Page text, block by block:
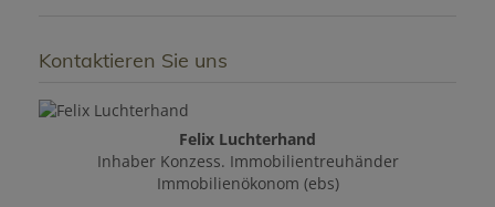
Kontaktieren Sie uns
Felix Luchterhand
Inhaber Konzess. Immobilientreuhänder
Immobilienökonom (ebs)